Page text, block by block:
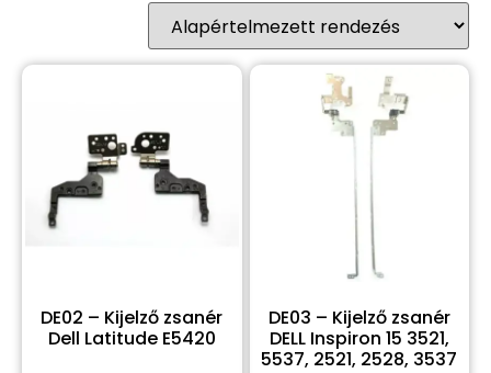
DE02 – Kijelző zsanér
Dell Latitude E5420
DE03 – Kijelző zsanér
DELL Inspiron 15 3521,
5537, 2521, 2528, 3537